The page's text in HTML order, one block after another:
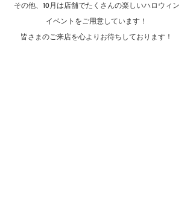
その他、10月は店舗でたくさんの楽しいハロウィン
イベントをご用意しています！
皆さまのご来店を心よりお待ちしております！